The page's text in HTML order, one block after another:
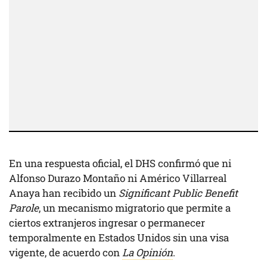
En una respuesta oficial, el DHS confirmó que ni
Alfonso Durazo Montaño ni Américo Villarreal
Anaya han recibido un Significant Public Benefit
Parole, un mecanismo migratorio que permite a
ciertos extranjeros ingresar o permanecer
temporalmente en Estados Unidos sin una visa
vigente, de acuerdo con La Opinión.